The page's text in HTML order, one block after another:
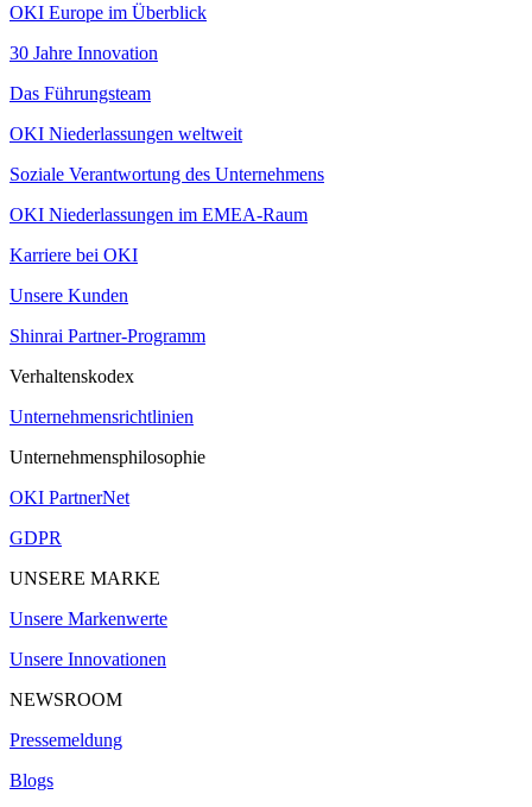
OKI Europe im Überblick
30 Jahre Innovation
Das Führungsteam
OKI Niederlassungen weltweit
Soziale Verantwortung des Unternehmens
OKI Niederlassungen im EMEA-Raum
Karriere bei OKI
Unsere Kunden
Shinrai Partner-Programm
Verhaltenskodex
Unternehmensrichtlinien
Unternehmensphilosophie
OKI PartnerNet
GDPR
UNSERE MARKE
Unsere Markenwerte
Unsere Innovationen
NEWSROOM
Pressemeldung
Blogs